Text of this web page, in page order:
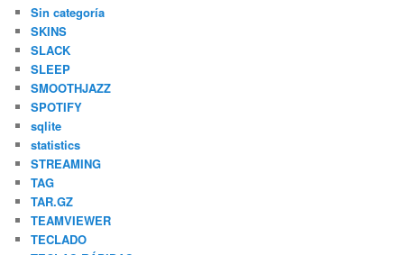
Sin categoría
SKINS
SLACK
SLEEP
SMOOTHJAZZ
SPOTIFY
sqlite
statistics
STREAMING
TAG
TAR.GZ
TEAMVIEWER
TECLADO